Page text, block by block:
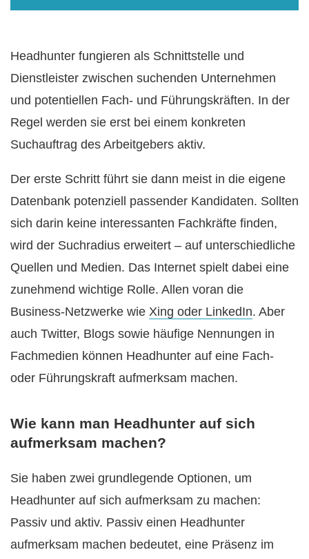
Headhunter fungieren als Schnittstelle und
Dienstleister zwischen suchenden Unternehmen
und potentiellen Fach- und Führungskräften. In der
Regel werden sie erst bei einem konkreten
Suchauftrag des Arbeitgebers aktiv.
Der erste Schritt führt sie dann meist in die eigene
Datenbank potenziell passender Kandidaten. Sollten
sich darin keine interessanten Fachkräfte finden,
wird der Suchradius erweitert – auf unterschiedliche
Quellen und Medien. Das Internet spielt dabei eine
zunehmend wichtige Rolle. Allen voran die
Business-Netzwerke wie Xing oder LinkedIn. Aber
auch Twitter, Blogs sowie häufige Nennungen in
Fachmedien können Headhunter auf eine Fach-
oder Führungskraft aufmerksam machen.
Wie kann man Headhunter auf sich
aufmerksam machen?
Sie haben zwei grundlegende Optionen, um
Headhunter auf sich aufmerksam zu machen:
Passiv und aktiv. Passiv einen Headhunter
aufmerksam machen bedeutet, eine Präsenz im